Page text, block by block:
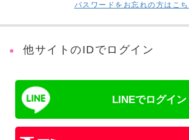
パスワードをお忘れの方はこち
他サイトのIDでログイン
LINEでログイン